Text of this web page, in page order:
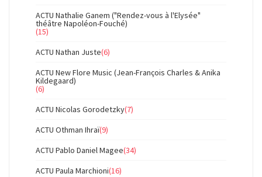
ACTU Nathalie Ganem ("Rendez-vous à l'Elysée"
théâtre Napoléon-Fouché)
(15)
ACTU Nathan Juste(6)
ACTU New Flore Music (Jean-François Charles & Anika
Kildegaard)
(6)
ACTU Nicolas Gorodetzky(7)
ACTU Othman Ihraï(9)
ACTU Pablo Daniel Magee(34)
ACTU Paula Marchioni(16)